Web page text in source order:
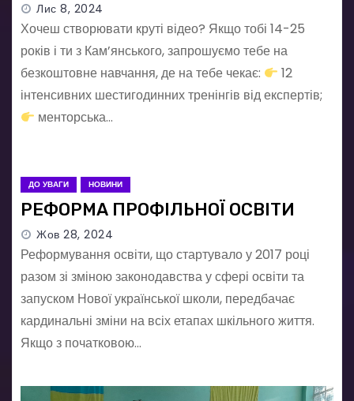
Лис 8, 2024
Хочеш створювати круті відео? Якщо тобі 14-25
років і ти з Кам’янського, запрошуємо тебе на
безкоштовне навчання, де на тебе чекає:
12
інтенсивних шестигодинних тренінгів від експертів;
менторська…
ДО УВАГИ НОВИНИ
РЕФОРМА ПРОФІЛЬНОЇ ОСВІТИ
Жов 28, 2024
Реформування освіти, що стартувало у 2017 році
разом зі зміною законодавства у сфері освіти та
запуском Нової української школи, передбачає
кардинальні зміни на всіх етапах шкільного життя.
Якщо з початковою…